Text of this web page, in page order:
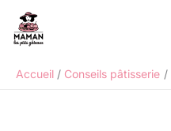
contenu
Accueil
Conseils pâtisserie
Rechercher